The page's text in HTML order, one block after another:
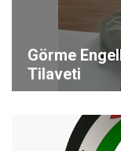
Görme
Tilaveti